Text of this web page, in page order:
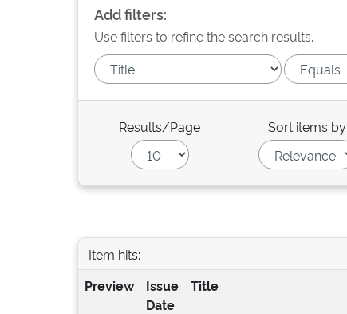
Add filters:
Use filters to refine the search results.
Results/Page Sort items by
Item hits:
Preview
Issue
Date
Title